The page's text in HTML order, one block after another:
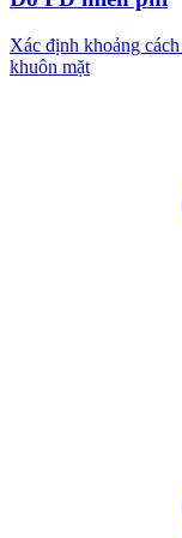
Xác định khoảng
khuôn mặt